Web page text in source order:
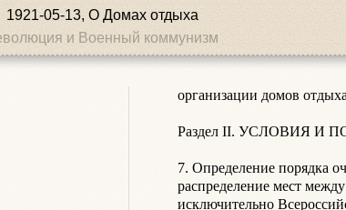
1921-05-13, О Домах отдыха
и Военный коммунизм
организации домов
Раздел II. УСЛОВИЯ
7. Определение порядка
распределение мест
исключительно